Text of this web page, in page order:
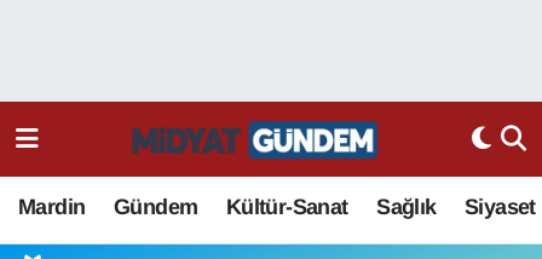
Mardin Gündem Kültür-Sanat Sağlık Siyaset